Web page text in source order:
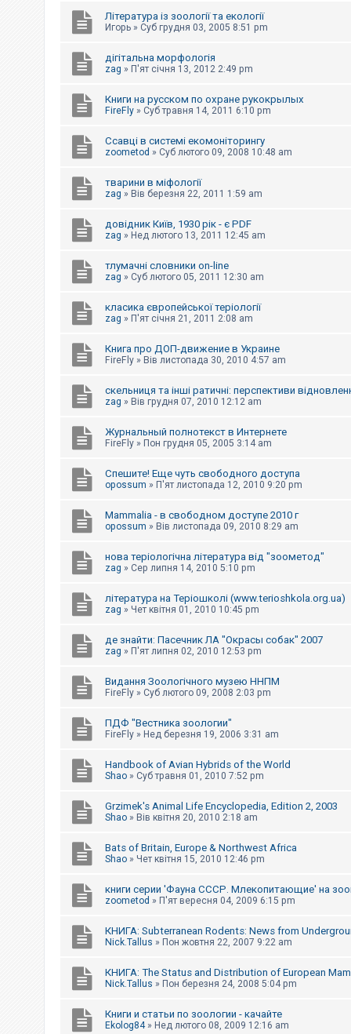
Література із зоології та екології
Игорь » Суб грудня 03, 2005 8:51 pm
дігітальна морфологія
zag » П'ят січня 13, 2012 2:49 pm
Книги на русском по охране рукокрылых
FireFly » Суб травня 14, 2011 6:10 pm
Ссавці в системі екомоніторингу
zoometod » Суб лютого 09, 2008 10:48 am
тварини в міфології
zag » Вів березня 22, 2011 1:59 am
довідник Київ, 1930 рік - є PDF
zag » Нед лютого 13, 2011 12:45 am
тлумачні словники on-line
zag » Суб лютого 05, 2011 12:30 am
класика європейської теріології
zag » П'ят січня 21, 2011 2:08 am
Книга про ДОП-движение в Украине
FireFly » Вів листопада 30, 2010 4:57 am
скельниця та інші ратичні: перспективи
zag » Вів грудня 07, 2010 12:12 am
Журнальный полнотекст в Интернете
FireFly » Пон грудня 05, 2005 3:14 am
Спешите! Еще чуть свободного доступа
opossum » П'ят листопада 12, 2010 9:20 pm
Mammalia - в свободном доступе 2010 г
opossum » Вів листопада 09, 2010 8:29 am
нова теріологічна література від "зоометод"
zag » Сер липня 14, 2010 5:10 pm
література на Теріошколі (www.terioshkola.org.ua)
zag » Чет квітня 01, 2010 10:45 pm
де знайти: Пасечник ЛА "Окрасы собак" 2007
zag » П'ят липня 02, 2010 12:53 pm
Видання Зоологічного музею ННПМ
FireFly » Суб лютого 09, 2008 2:03 pm
ПДФ "Вестника зоологии"
FireFly » Нед березня 19, 2006 3:31 am
Handbook of Avian Hybrids of the World
Shao » Суб травня 01, 2010 7:52 pm
Grzimek's Animal Life Encyclopedia, Edition 2, 2003
Shao » Вів квітня 20, 2010 2:18 am
Bats of Britain, Europe & Northwest Africa
Shao » Чет квітня 15, 2010 12:46 pm
книги серии 'Фауна СССР. Млекопитающие' на
zoometod » П'ят вересня 04, 2009 6:15 pm
КНИГА: Subterranean Rodents: News from
Nick.Tallus » Пон жовтня 22, 2007 9:22 am
КНИГА: The Status and Distribution of European
Nick.Tallus » Пон березня 24, 2008 5:04 pm
Книги и статьи по зоологии - качайте
Ekolog84» Нед лютого 08, 2009 12:16 am